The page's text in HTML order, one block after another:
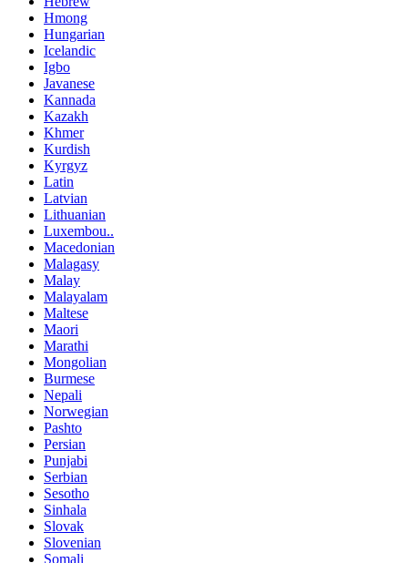
Hmong
Hungarian
Icelandic
Igbo
Javanese
Kannada
Kazakh
Khmer
Kurdish
Kyrgyz
Latin
Latvian
Lithuanian
Luxembou..
Macedonian
Malagasy
Malay
Malayalam
Maltese
Maori
Marathi
Mongolian
Burmese
Nepali
Norwegian
Pashto
Persian
Punjabi
Serbian
Sesotho
Sinhala
Slovak
Slovenian
Somali